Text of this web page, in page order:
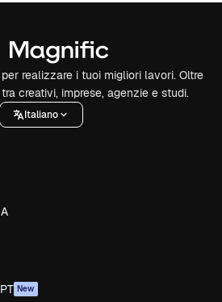
realizzare i tuoi migliori lavori. Oltre
creativi, imprese, agenzie e studi.
Italiano
New